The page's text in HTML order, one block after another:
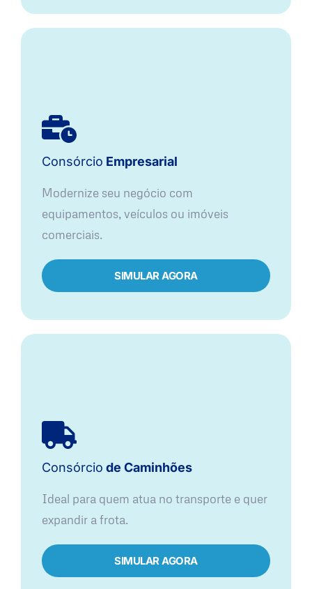
Consórcio Empresarial
Modernize seu negócio com
equipamentos, veículos ou imóveis
comerciais.
SIMULAR AGORA
Consórcio de Caminhões
Ideal para quem atua no transporte e quer
expandir a frota.
SIMULAR AGORA